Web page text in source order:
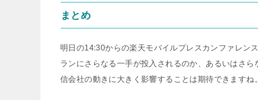
まとめ
明日の14:30からの楽天モバイルプレスカンファレン
ランにさらなる一手が投入されるのか、あるいはさ
信会社の動きに大きく影響することは期待できますね。